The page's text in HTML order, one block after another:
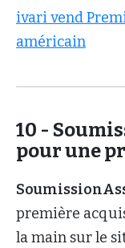
ivari vend
américain
10 -
pour une
première
la main sur le